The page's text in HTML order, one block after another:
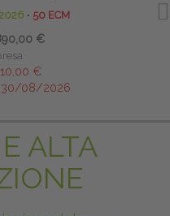
∙ 50 ECM
€
€
30/08/2026
ALTA